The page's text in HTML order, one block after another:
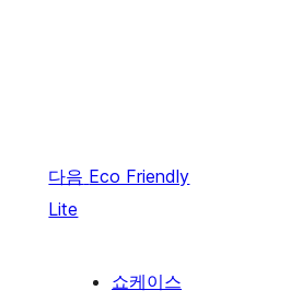
다음 Eco Friendly
Lite
쇼케이스